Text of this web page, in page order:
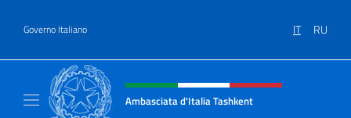
Governo Italiano IT RU
Intestazione sito, social e menù
Ambasciata d'Italia Tashkent